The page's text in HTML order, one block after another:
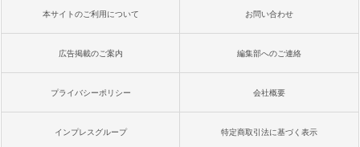
本サイトのご利用について お問い合わせ
広告掲載のご案内 編集部へのご連絡
プライバシーポリシー 会社概要
インプレスグループ 特定商取引法に基づく表示